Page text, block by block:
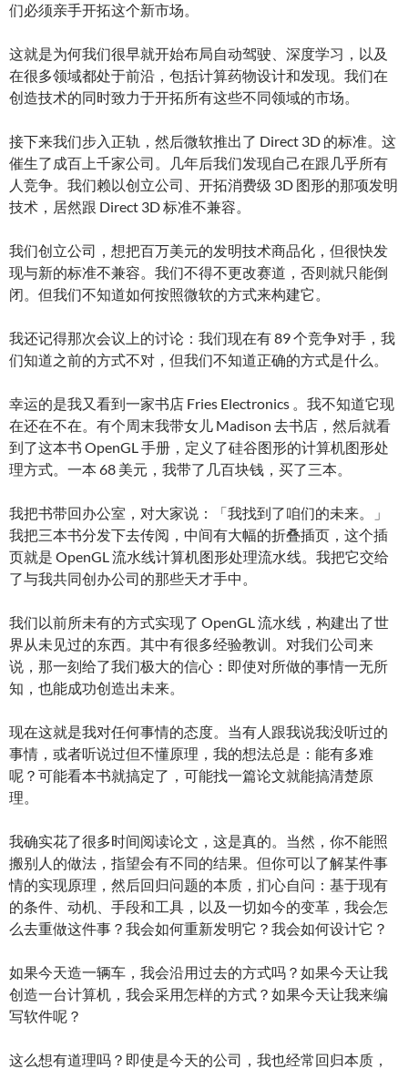
们必须亲手开拓这个新市场。
这就是为何我们很早就开始布局自动驾驶、深度学习，以及
在很多领域都处于前沿，包括计算药物设计和发现。我们在
创造技术的同时致力于开拓所有这些不同领域的市场。
接下来我们步入正轨，然后微软推出了 Direct 3D 的标准。这
催生了成百上千家公司。几年后我们发现自己在跟几乎所有
人竞争。我们赖以创立公司、开拓消费级 3D 图形的那项发明
技术，居然跟 Direct 3D 标准不兼容。
我们创立公司，想把百万美元的发明技术商品化，但很快发
现与新的标准不兼容。我们不得不更改赛道，否则就只能倒
闭。但我们不知道如何按照微软的方式来构建它。
我还记得那次会议上的讨论：我们现在有 89 个竞争对手，我
们知道之前的方式不对，但我们不知道正确的方式是什么。
幸运的是我又看到一家书店 Fries Electronics 。我不知道它现
在还在不在。有个周末我带女儿 Madison 去书店，然后就看
到了这本书 OpenGL 手册，定义了硅谷图形的计算机图形处
理方式。一本 68 美元，我带了几百块钱，买了三本。
我把书带回办公室，对大家说：「我找到了咱们的未来。」
我把三本书分发下去传阅，中间有大幅的折叠插页，这个插
页就是 OpenGL 流水线计算机图形处理流水线。我把它交给
了与我共同创办公司的那些天才手中。
我们以前所未有的方式实现了 OpenGL 流水线，构建出了世
界从未见过的东西。其中有很多经验教训。对我们公司来
说，那一刻给了我们极大的信心：即使对所做的事情一无所
知，也能成功创造出未来。
现在这就是我对任何事情的态度。当有人跟我说我没听过的
事情，或者听说过但不懂原理，我的想法总是：能有多难
呢？可能看本书就搞定了，可能找一篇论文就能搞清楚原
理。
我确实花了很多时间阅读论文，这是真的。当然，你不能照
搬别人的做法，指望会有不同的结果。但你可以了解某件事
情的实现原理，然后回归问题的本质，扪心自问：基于现有
的条件、动机、手段和工具，以及一切如今的变革，我会怎
么去重做这件事？我会如何重新发明它？我会如何设计它？
如果今天造一辆车，我会沿用过去的方式吗？如果今天让我
创造一台计算机，我会采用怎样的方式？如果今天让我来编
写软件呢？
这么想有道理吗？即使是今天的公司，我也经常回归本质，